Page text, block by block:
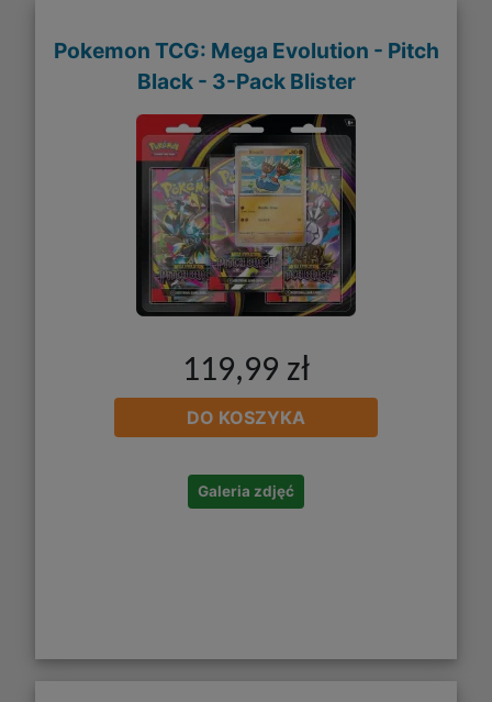
Pokemon TCG: Mega Evolution - Pitch
Black - 3-Pack Blister
119,99 zł
DO KOSZYKA
Galeria zdjęć